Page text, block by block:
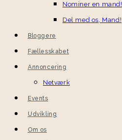
Nominer en mand!
Del med os, Mand!
Bloggere
Fællesskabet
Annoncering
Netværk
Events
Udvikling
Om os